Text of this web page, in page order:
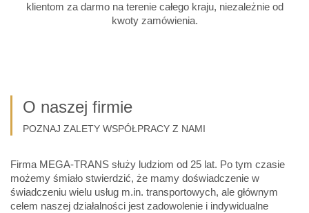
klientom za darmo na terenie całego kraju, niezależnie od
kwoty zamówienia.
O naszej firmie
POZNAJ ZALETY WSPÓŁPRACY Z NAMI
Firma MEGA-TRANS służy ludziom od 25 lat. Po tym czasie
możemy śmiało stwierdzić, że mamy doświadczenie w
świadczeniu wielu usług m.in. transportowych, ale głównym
celem naszej działalności jest zadowolenie i indywidualne